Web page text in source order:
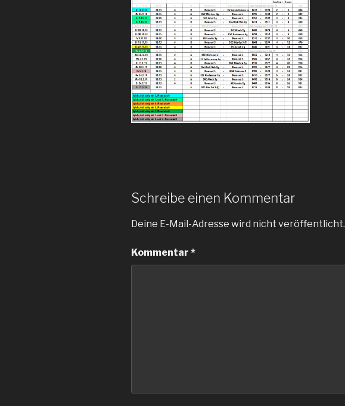
Schreibe einen Kommentar
Deine E-Mail-Adresse wird nicht veröffentlicht.
Kommentar *